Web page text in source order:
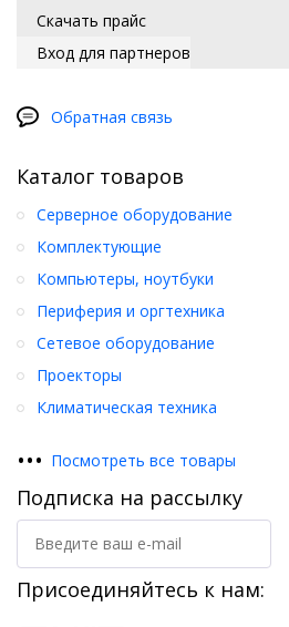
Скачать прайс
Вход для партнеров
Обратная связь
Каталог товаров
Серверное оборудование
Комплектующие
Компьютеры, ноутбуки
Периферия и оргтехника
Сетевое оборудование
Проекторы
Климатическая техника
••• Посмотреть все товары
Подписка на рассылку
Присоединяйтесь к нам: